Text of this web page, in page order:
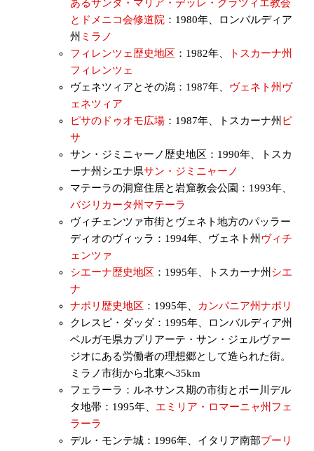
あるサンタ・マリア・デッレ・グラツィエ教会
とドメニコ会修道院 ：1980年、ロンバルディア
州 ミラノ
フィレンツェ歴史地区 ：1982年、
トスカーナ州
フィレンツェ
ヴェネツィアとその潟：1987年、 ヴェネト州 ヴ
ェネツィア
ピサのドゥオモ広場 ：1987年、トスカーナ州 ピ
サ
サン・ジミニャーノ歴史地区：1990年、トスカ
ーナ州シエナ県サン・ジミニャーノ
マテーラの洞窟住居と岩窟教会公園：1993年、
バジリカータ州 マテーラ
ヴィチェンツァ市街とヴェネト地方のパッラー
ディオのヴィッラ：1994年、ヴェネト州 ヴィチ
ェンツァ
シエーナ歴史地区 ：1995年、トスカーナ州 シエ
ナ
ナポリ歴史地区 ：1995年、 カンパニア州ナポリ
クレスピ・ダッダ：1995年、ロンバルディア州
ベルガモ県カプリアーテ・サン・ジェルヴァー
ジオにある労働者の理想郷として造られた街。
ミラノ市街から北東へ35km
フェラーラ：ルネサンス期の市街とポー川デル
タ地帯：1995年、 エミリア・ロマーニャ州 フェ
ラーラ
デル・モンテ城：1996年、イタリア南部プーリ